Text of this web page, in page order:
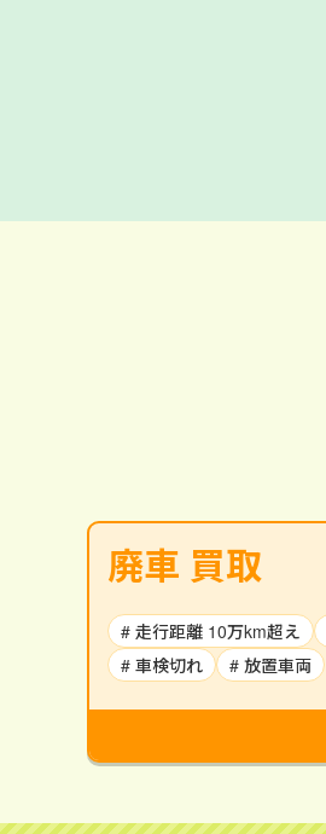
廃車 買取
# 走行距離 10万km超え
# 車検切れ
# 放置車両